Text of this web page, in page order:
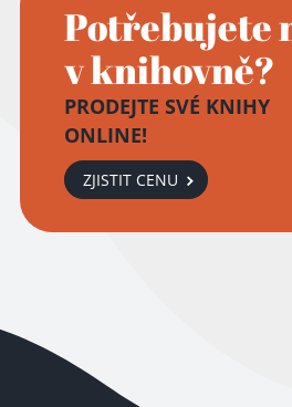
Potřebujete
v knihovně?
PRODEJTE SVÉ KNIHY
ONLINE!
ZJISTIT CENU